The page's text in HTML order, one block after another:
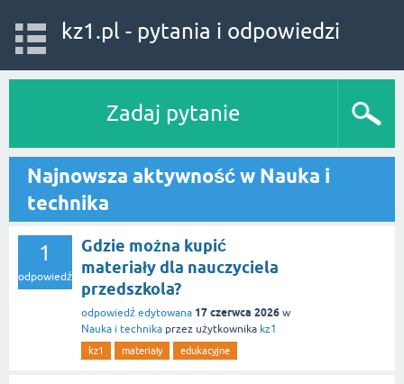
kz1.pl - pytania i odpowiedzi
Zadaj pytanie
Najnowsza aktywność w Nauka i
technika
1
odpowiedź
Gdzie można kupić
materiały dla nauczyciela
przedszkola?
odpowiedź edytowana 17 czerwca 2026 w
Nauka i technika przez użytkownika kz1
kz1 materiały edukacyjne